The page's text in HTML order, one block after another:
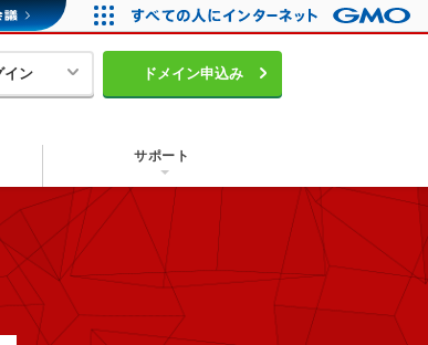
イン ドメイン申込み
サポート